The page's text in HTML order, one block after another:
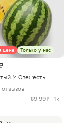
цена Только у нас
M Свежесть
отзывов
89.99 ₽ · 1кг